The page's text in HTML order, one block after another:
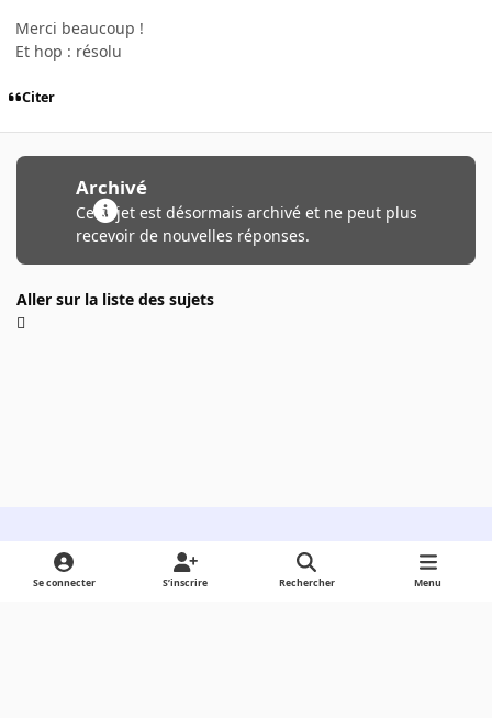
Merci beaucoup !
Et hop : résolu
Citer
Archivé
Ce sujet est désormais archivé et ne peut plus
recevoir de nouvelles réponses.
Aller sur la liste des sujets
Light ModeDark ModeSystem Preference
Se connecter S’inscrire Rechercher Menu